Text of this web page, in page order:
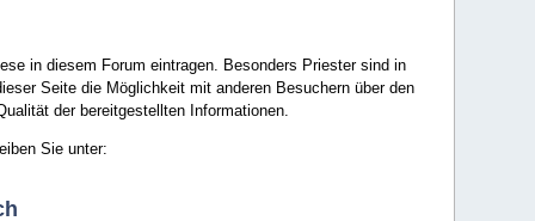
in diesem Forum eintragen. Besonders Priester sind in
Seite die Möglichkeit mit anderen Besuchern über den
der bereitgestellten Informationen.
Sie unter: